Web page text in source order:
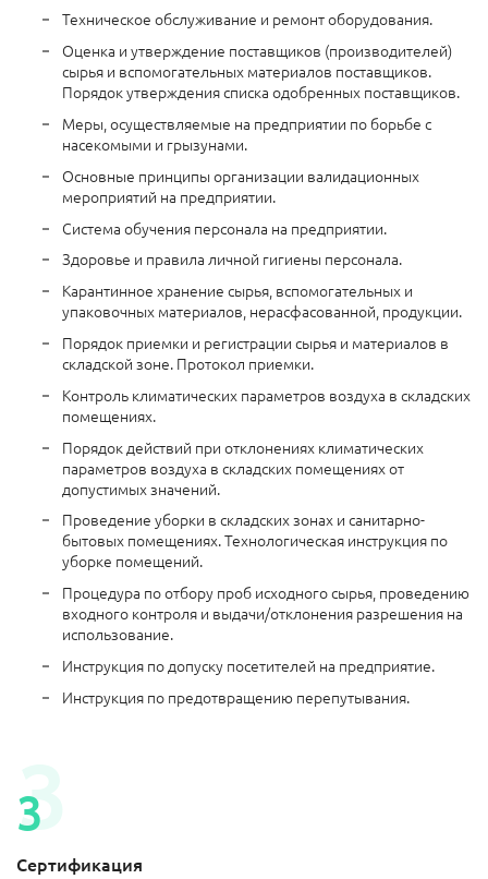
Техническое обслуживание и ремонт оборудования.
Оценка и утверждение поставщиков (производителей)
сырья и вспомогательных материалов поставщиков.
Порядок утверждения списка одобренных поставщиков.
Меры, осуществляемые на предприятии по борьбе с
насекомыми и грызунами.
Основные принципы организации валидационных
мероприятий на предприятии.
Система обучения персонала на предприятии.
Здоровье и правила личной гигиены персонала.
Карантинное хранение сырья, вспомогательных и
упаковочных материалов, нерасфасованной, продукции.
Порядок приемки и регистрации сырья и материалов в
складской зоне. Протокол приемки.
Контроль климатических параметров воздуха в складских
помещениях.
Порядок действий при отклонениях климатических
параметров воздуха в складских помещениях от
допустимых значений.
Проведение уборки в складских зонах и санитарно-
бытовых помещениях. Технологическая инструкция по
уборке помещений.
Процедура по отбору проб исходного сырья, проведению
входного контроля и выдачи/отклонения разрешения на
использование.
Инструкция по допуску посетителей на предприятие.
Инструкция по предотвращению перепутывания.
Сертификация